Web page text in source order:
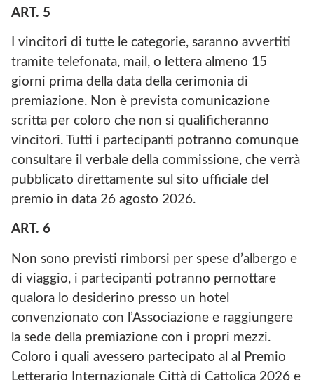
ART. 5
I vincitori di tutte le categorie, saranno avvertiti
tramite telefonata, mail, o lettera almeno 15
giorni prima della data della cerimonia di
premiazione. Non è prevista comunicazione
scritta per coloro che non si qualificheranno
vincitori. Tutti i partecipanti potranno comunque
consultare il verbale della commissione, che verrà
pubblicato direttamente sul sito ufficiale del
premio in data 26 agosto 2026.
ART. 6
Non sono previsti rimborsi per spese d’albergo e
di viaggio, i partecipanti potranno pernottare
qualora lo desiderino presso un hotel
convenzionato con l’Associazione e raggiungere
la sede della premiazione con i propri mezzi.
Coloro i quali avessero partecipato al al Premio
Letterario Internazionale Città di Cattolica 2026 e